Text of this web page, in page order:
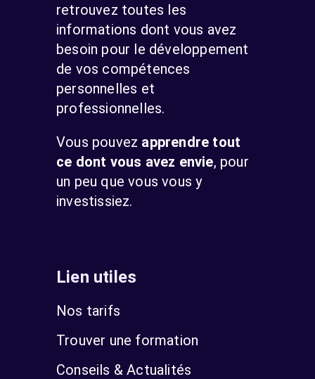
retrouvez toutes les
informations dont vous avez
besoin pour le développement
de vos compétences
personnelles et
professionnelles.
Vous pouvez apprendre tout
ce dont vous avez envie, pour
un peu que vous vous y
investissiez.
Lien utiles
Nos tarifs
Trouver une formation
Conseils & Actualités